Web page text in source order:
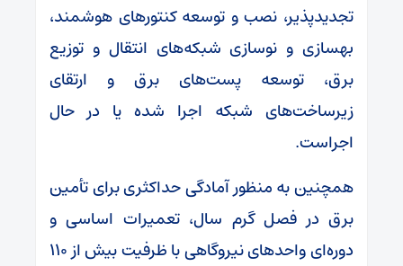
تجدیدپذیر، نصب و توسعه کنتورهای هوشمند،
بهسازی و نوسازی شبکه‌های انتقال و توزیع
برق، توسعه پست‌های برق و ارتقای
زیرساخت‌های شبکه اجرا شده یا در حال
اجراست.
همچنین به منظور آمادگی حداکثری برای تأمین
برق در فصل گرم سال، تعمیرات اساسی و
دوره‌ای واحدهای نیروگاهی با ظرفیت بیش از ۱۱۰